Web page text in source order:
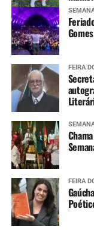
FEIRA
FEIRA